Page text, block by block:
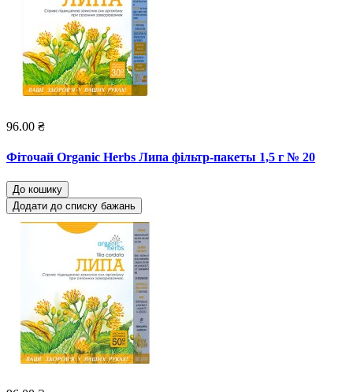
96.00 ₴
Фіточай Organic Herbs Липа фільтр-пакеты 1,5 г № 20
До кошику
Додати до списку бажань